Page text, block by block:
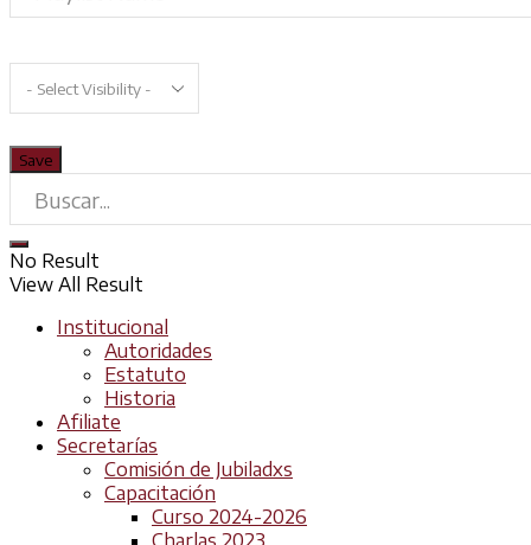
No Result
View All Result
Institucional
Autoridades
Estatuto
Historia
Afiliate
Secretarías
Comisión de Jubiladxs
Capacitación
Curso 2024-2026